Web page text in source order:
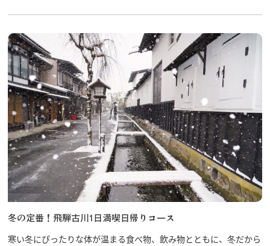
冬の定番！飛騨古川1日満喫日帰りコース
寒い冬にぴったりな体が温まる食べ物、飲み物とともに、冬だから